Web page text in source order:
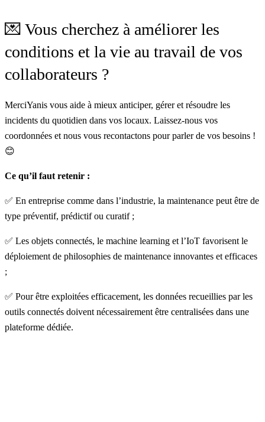
💌 Vous cherchez à améliorer les
conditions et la vie au travail de vos
collaborateurs ?
MerciYanis vous aide à mieux anticiper, gérer et résoudre les
incidents du quotidien dans vos locaux. Laissez-nous vos
coordonnées et nous vous recontactons pour parler de vos besoins !
😊
Ce qu’il faut retenir :
✅ En entreprise comme dans l’industrie, la maintenance peut être de
type préventif, prédictif ou curatif ;
✅ Les objets connectés, le machine learning et l’IoT favorisent le
déploiement de philosophies de maintenance innovantes et efficaces
;
✅ Pour être exploitées efficacement, les données recueillies par les
outils connectés doivent nécessairement être centralisées dans une
plateforme dédiée.